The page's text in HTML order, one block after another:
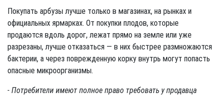
Покупать арбузы лучше только в магазинах, на рынках и
официальных ярмарках. От покупки плодов, которые
продаются вдоль дорог, лежат прямо на земле или уже
разрезаны, лучше отказаться — в них быстрее размножаются
бактерии, а через поврежденную корку внутрь могут попасть
опасные микроорганизмы.
- Потребители имеют полное право требовать у продавца